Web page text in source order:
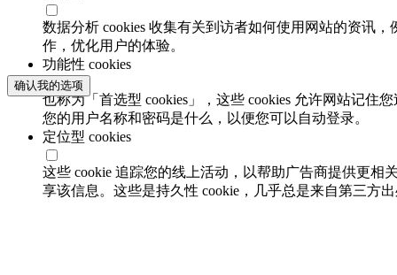
数据分析 cookies 收集有关到访者如何使用网站的资讯
作，优化用户的体验。
功能性 cookies
也称为「首选型 cookies」，这些 cookies 允许网站记
您的用户名称和密码是什么，以便您可以自动登录。
定位型 cookies
这些 cookie 追踪您的线上活动，以帮助广告商提供更相
享该信息。这些是持久性 cookie，几乎总是来自第三方
确认我的选项